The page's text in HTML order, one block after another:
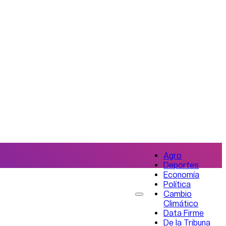
Agro
Deportes
Economía
Política
Cambio
Climático
Data Firme
De la Tribuna